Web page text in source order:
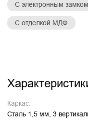
С электронным замком
С отделкой МДФ
Каркас:
Сталь 1,5 мм, 3